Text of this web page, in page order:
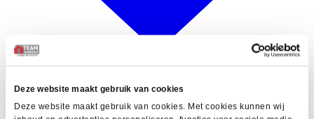
Deze website maakt gebruik van cookies
Deze website maakt gebruik van cookies. Met cookies kunnen wij
NL